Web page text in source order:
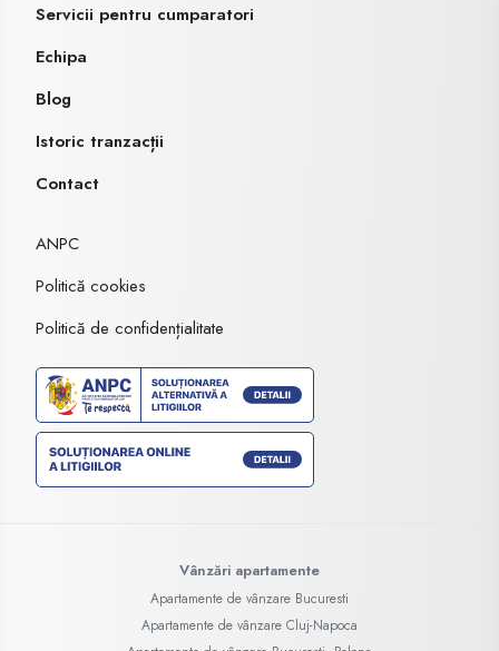
Servicii pentru cumparatori
Echipa
Blog
Istoric tranzacții
Contact
ANPC
Politică cookies
Politică de confidențialitate
Vânzări apartamente
Apartamente de vânzare Bucuresti
Apartamente de vânzare Cluj-Napoca